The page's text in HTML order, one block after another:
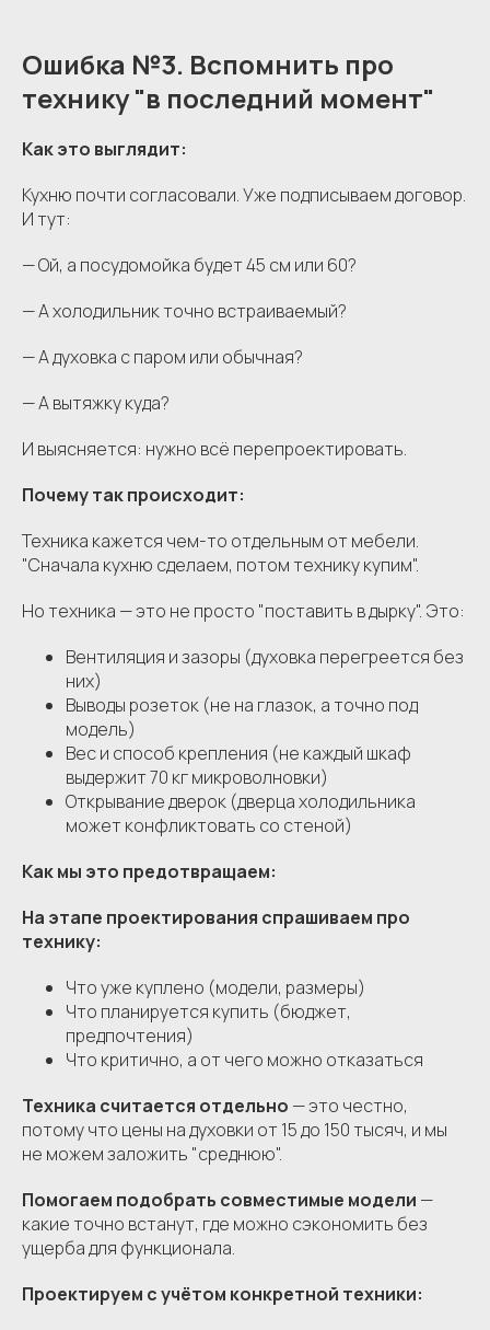
Ошибка №3. Вспомнить про
технику "в последний момент"
Как это выглядит:
Кухню почти согласовали. Уже подписываем договор.
И тут:
— Ой, а посудомойка будет 45 см или 60?
— А холодильник точно встраиваемый?
— А духовка с паром или обычная?
— А вытяжку куда?
И выясняется: нужно всё перепроектировать.
Почему так происходит:
Техника кажется чем-то отдельным от мебели.
"Сначала кухню сделаем, потом технику купим".
Но техника — это не просто "поставить в дырку". Это:
Вентиляция и зазоры (духовка перегреется без
них)
Выводы розеток (не на глазок, а точно под
модель)
Вес и способ крепления (не каждый шкаф
выдержит 70 кг микроволновки)
Открывание дверок (дверца холодильника
может конфликтовать со стеной)
Как мы это предотвращаем:
На этапе проектирования спрашиваем про
технику:
Что уже куплено (модели, размеры)
Что планируется купить (бюджет,
предпочтения)
Что критично, а от чего можно отказаться
Техника считается отдельно — это честно,
потому что цены на духовки от 15 до 150 тысяч, и мы
не можем заложить "среднюю".
Помогаем подобрать совместимые модели —
какие точно встанут, где можно сэкономить без
ущерба для функционала.
Проектируем с учётом конкретной техники: